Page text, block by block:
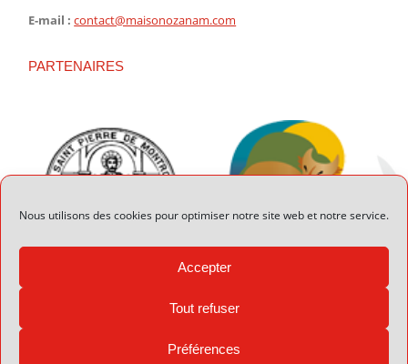
Nous utilisons des cookies pour optimiser notre site web et notre service.
Accepter
Tout refuser
Préférences
E-mail : contact@maisonozanam.com
PARTENAIRES